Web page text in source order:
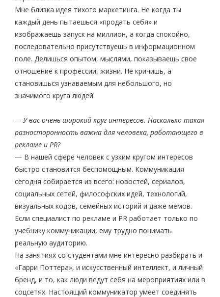
Мне близка идея тихого маркетинга. Не когда ты
каждый день пытаешься «продать себя» и
изображаешь запуск на миллион, а когда спокойно,
последовательно присутствуешь в информационном
поле. Делишься опытом, мыслями, показываешь свое
отношение к профессии, жизни. Не кричишь, а
становишься узнаваемым для небольшого, но
значимого круга людей.
— У вас очень широкий круг интересов. Насколько такая
разносторонность важна для человека, работающего в
рекламе и PR?
— В нашей сфере человек с узким кругом интересов
быстро становится беспомощным. Коммуникация
сегодня собирается из всего: новостей, сериалов,
социальных сетей, философских идей, технологий,
визуальных кодов, семейных историй и даже мемов.
Если специалист по рекламе и PR работает только по
учебнику коммуникации, ему трудно понимать
реальную аудиторию.
На занятиях со студентами мне интересно разбирать и
«Гарри Поттера», и искусственный интеллект, и личный
бренд, и то, как люди ведут себя на мероприятиях или в
соцсетях. Настоящий коммуникатор умеет соединять